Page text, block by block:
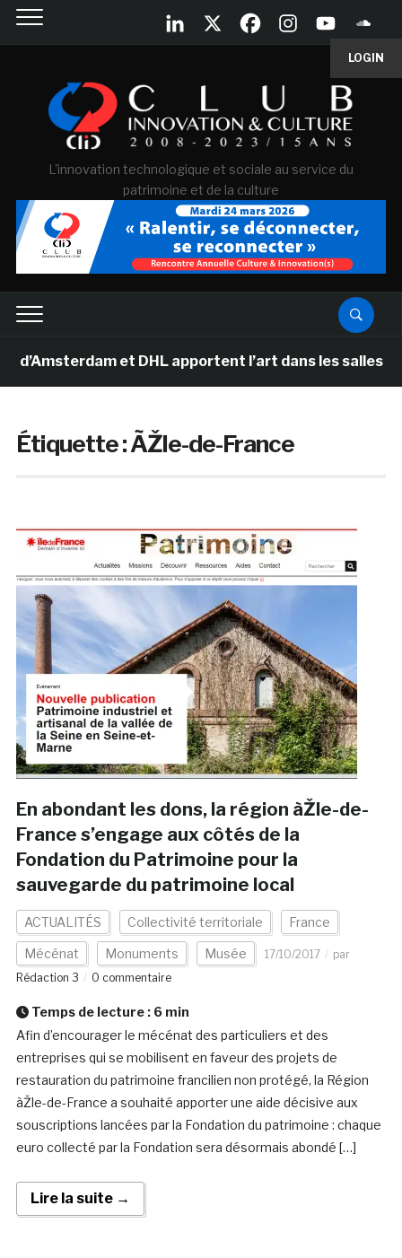
LOGIN
L'innovation technologique et sociale au service du
patrimoine et de la culture
et DHL apportent l’art dans les salles de
Étiquette :ÃŽle-de-France
En abondant les dons, la région àŽle-de-
France s’engage aux côtés de la
Fondation du Patrimoine pour la
sauvegarde du patrimoine local
ACTUALITÉS Collectivité territoriale France
Mécénat Monuments Musée 17/10/2017
par
Rédaction 3
0 commentaire
Temps de lecture : 6 min
Afin d’encourager le mécénat des particuliers et des
entreprises qui se mobilisent en faveur des projets de
restauration du patrimoine francilien non protégé, la Région
àŽle-de-France a souhaité apporter une aide décisive aux
souscriptions lancées par la Fondation du patrimoine : chaque
euro collecté par la Fondation sera désormais abondé […]
Lire la suite →